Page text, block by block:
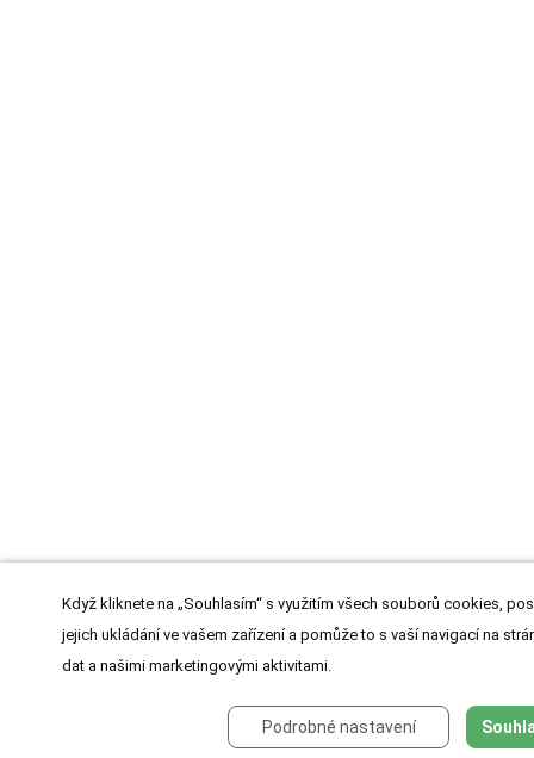
Když kliknete na „Souhlasím“ s využitím všech souborů cookies,
jejich ukládání ve vašem zařízení a pomůže to s vaší navigací na
dat a našimi marketingovými aktivitami.
Podrobné nastavení